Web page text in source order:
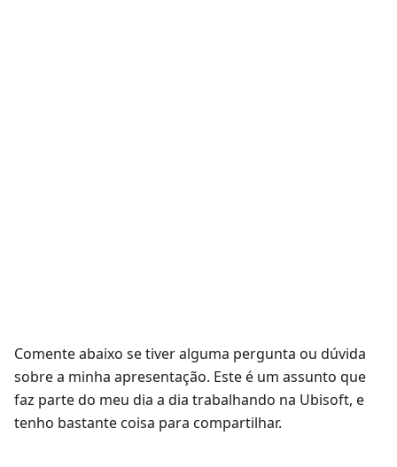
Comente abaixo se tiver alguma pergunta ou dúvida
sobre a minha apresentação. Este é um assunto que
faz parte do meu dia a dia trabalhando na Ubisoft, e
tenho bastante coisa para compartilhar.